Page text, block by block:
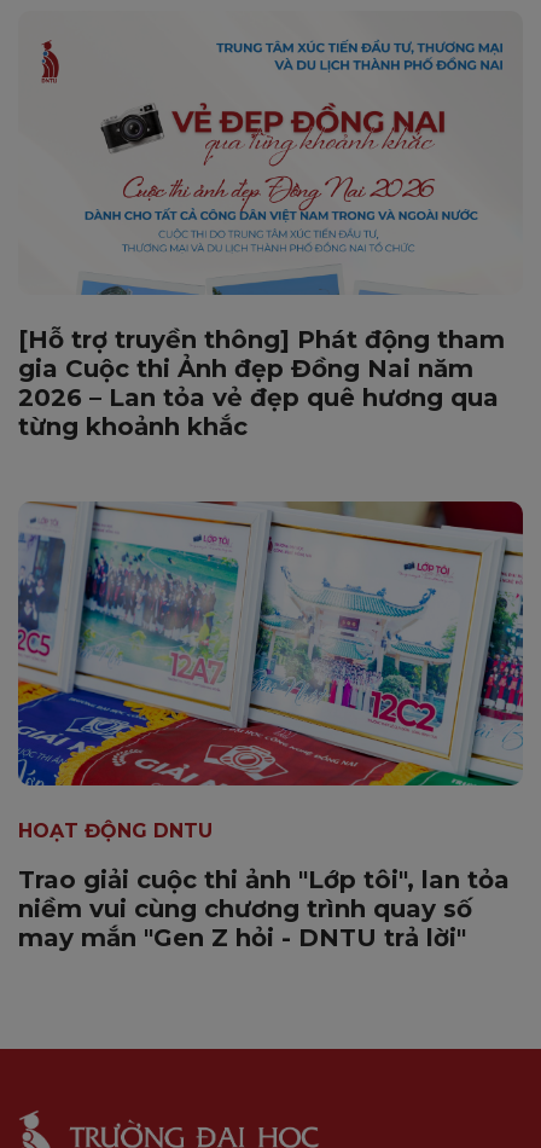
[Hỗ trợ truyền thông] Phát động tham
gia Cuộc thi Ảnh đẹp Đồng Nai năm
2026 – Lan tỏa vẻ đẹp quê hương qua
từng khoảnh khắc
HOẠT ĐỘNG DNTU
Trao giải cuộc thi ảnh "Lớp tôi", lan tỏa
niềm vui cùng chương trình quay số
may mắn "Gen Z hỏi - DNTU trả lời"